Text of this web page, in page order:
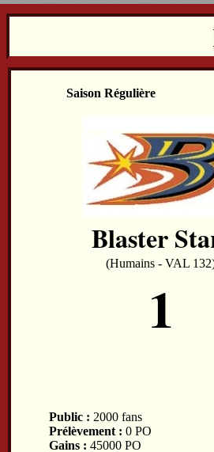
Saison Régulière
Blaster
(Humains - VAL
1
Public : 2000 fans
Prélèvement : 0 PO
Gains : 45000 PO